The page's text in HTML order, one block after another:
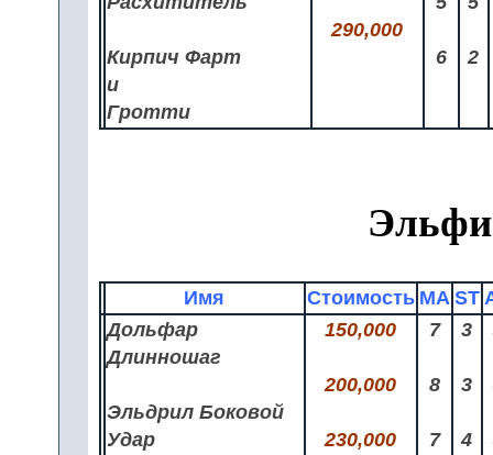
Кирпич Фарт
и
Гротти
290,000
6 2
Имя Стоимость MA ST
Дольфар
Длинношаг
Эльдрил Боковой
Удар
150,000
200,000
230,000
7
8
7
3
3
4